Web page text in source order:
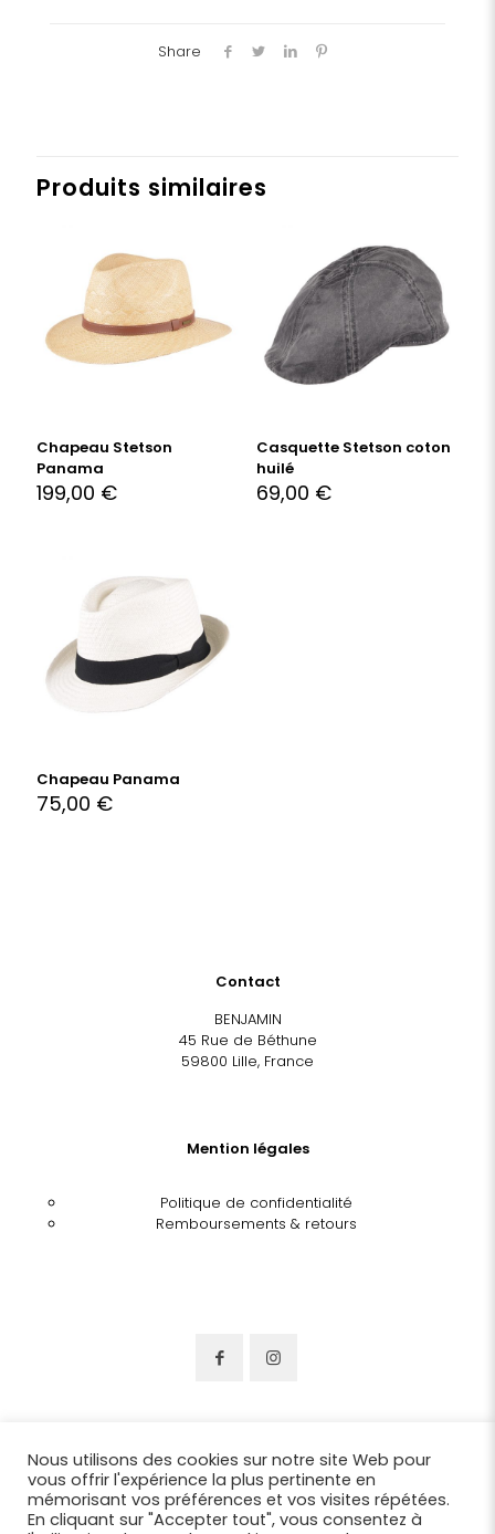
Share
Produits similaires
Chapeau Stetson
Panama
199,00 €
Casquette Stetson coton
huilé
69,00 €
Chapeau Panama
75,00 €
Contact
BENJAMIN
45 Rue de Béthune
59800 Lille, France
Mention légales
Politique de confidentialité
Remboursements & retours
Nous utilisons des cookies sur notre site Web pour
vous offrir l'expérience la plus pertinente en
mémorisant vos préférences et vos visites répétées.
En cliquant sur "Accepter tout", vous consentez à